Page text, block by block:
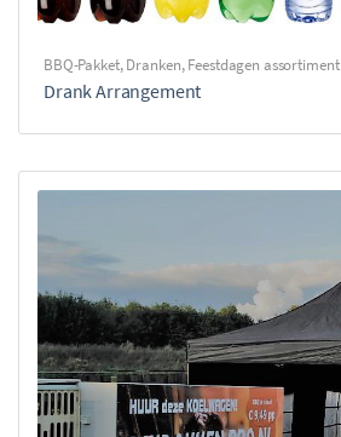
BBQ-Pakket,Dranken,Feestdagen assortiment
Drank Arrangement